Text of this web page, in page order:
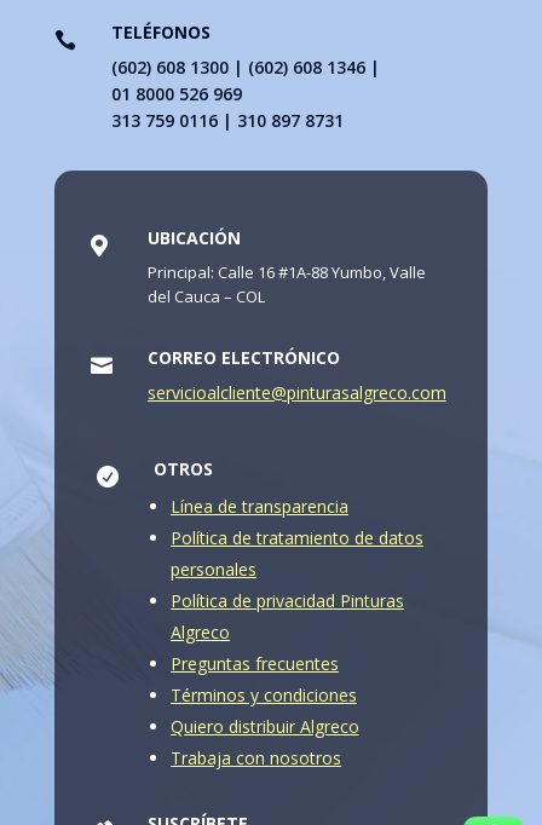

TELÉFONOS
(602) 608 1300 | (602) 608 1346 |
01 8000 526 969
313 759 0116 | 310 897 8731
 UBICACIÓN
Principal: Calle 16 #1A-88 Yumbo, Valle
del Cauca – COL

CORREO ELECTRÓNICO
servicioalcliente@pinturasalgreco.com

OTROS
Línea de transparencia
Política de tratamiento de datos
personales
Política de privacidad Pinturas
Algreco
Preguntas frecuentes
Términos y condiciones
Quiero distribuir Algreco
Trabaja con nosotros